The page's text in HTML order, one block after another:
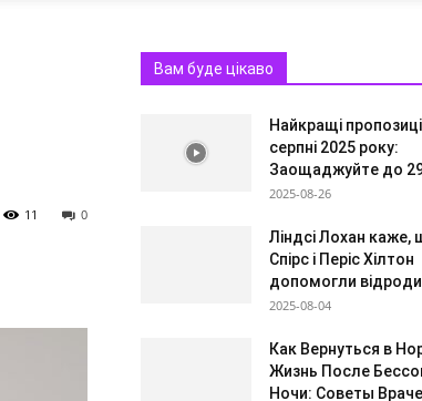
0
11
Вам буде цікаво
Найкращі
серпні 2025 року:
Заощаджуйте до
2025-08-26
Ліндсі Лохан каже,
Спірс і Періс Хілтон
допомогли
2025-08-04
Как Вернуться в
Жизнь После
Ночи: Советы